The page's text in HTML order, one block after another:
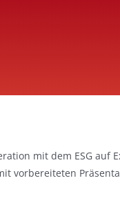
mit dem ESG
vorbereiteten